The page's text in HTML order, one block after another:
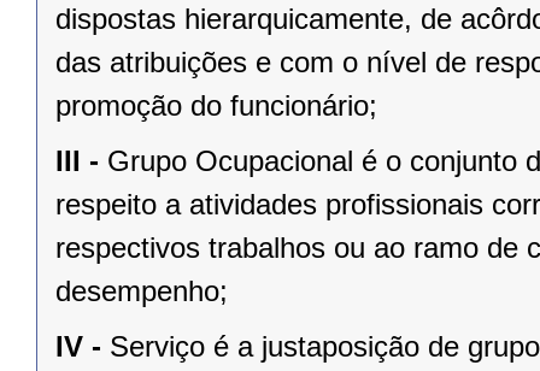
dispostas hierarquicamente, de
das atribuições e com o nível de
promoção do funcionário;
III - Grupo Ocupacional é o conjunto
respeito a atividades profissionais
respectivos trabalhos ou ao ramo de
desempenho;
IV - Serviço é a justaposição de